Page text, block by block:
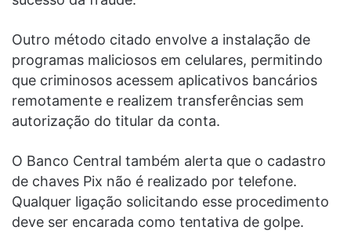
Outro método citado envolve a instalação de
programas maliciosos em celulares, permitindo
que criminosos acessem aplicativos bancários
remotamente e realizem transferências sem
autorização do titular da conta.
O Banco Central também alerta que o cadastro
de chaves Pix não é realizado por telefone.
Qualquer ligação solicitando esse procedimento
deve ser encarada como tentativa de golpe.